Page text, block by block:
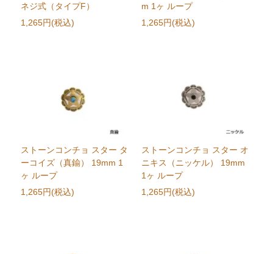
ネジ式（タイプF）
1,265円(税込)
m 1ヶ ループ
1,265円(税込)
ストーンコンチョ スター タ
ーコイズ（真鍮） 19mm 1
ヶ ループ
1,265円(税込)
ストーンコンチョ スター オ
ニキス（ニッケル） 19mm
1ヶ ループ
1,265円(税込)